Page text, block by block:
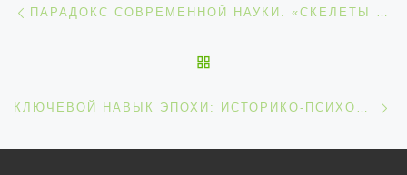
ПАРАДОКС СОВРЕМЕННОЙ НАУКИ. «СКЕЛЕТЫ В ШКАФУ» АКАДЕМИЧЕСКОЙ НАУКИ — ЭТО КАК «УМЕРШИЙ ФАРАОН», КОТОРОМУ ПОКЛОНЯЮТСЯ
КЛЮЧЕВОЙ НАВЫК ЭПОХИ: ИСТОРИКО-ПСИХОЛОГИЧЕСКИЙ АНАЛИЗ